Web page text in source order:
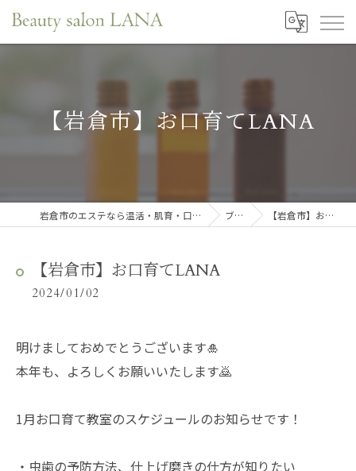
【岩倉市】お口育てLANA
岩倉市のエステなら温活・肌育・口元リフレサロンLANA ブログ 【岩倉市】お口育てLANA
【岩倉市】お口育てLANA
2024/01/02
明けましておめでとうございます🎍
本年も、よろしくお願いいたします🙇
1月お口育て教室のスケジュールのお知らせです！
・虫歯の予防方法、仕上げ磨きの仕方が知りたい